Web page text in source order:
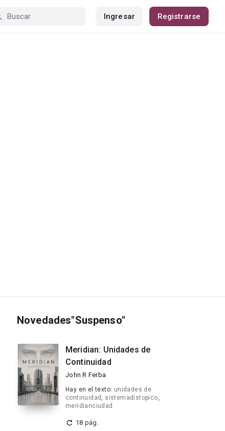
Ingresar Registrarse
Novedades"Suspenso"
Meridian: Unidades de
Continuidad
John R Ferba
Hay en el texto: unidades de
continuidad, sistemadistopico,
meridianciudad
18 pág.